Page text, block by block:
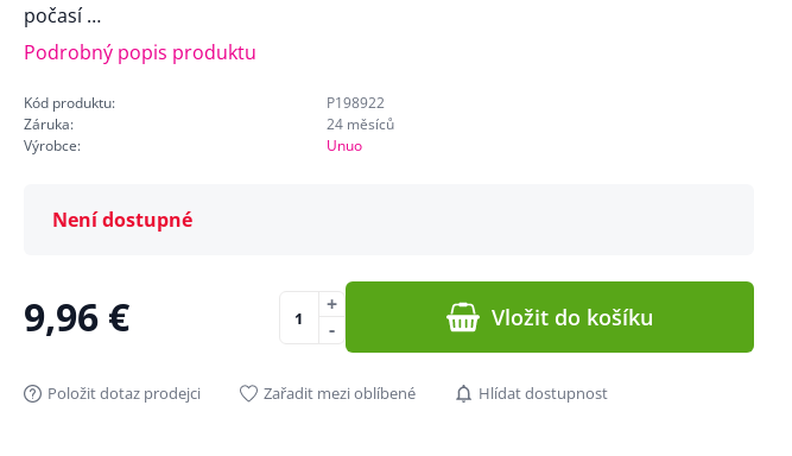
počasí …
Podrobný popis produktu
Kód produktu:
P198922
Záruka:
24 měsíců
Výrobce:
Unuo
Není dostupné
9,96 € -
+ Vložit do košíku
Položit dotaz prodejci Zařadit mezi oblíbené Hlídat dostupnost